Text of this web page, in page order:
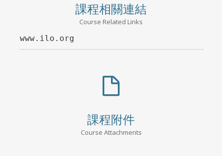
課程相關連結
Course Related Links
www.ilo.org
課程附件
Course Attachments